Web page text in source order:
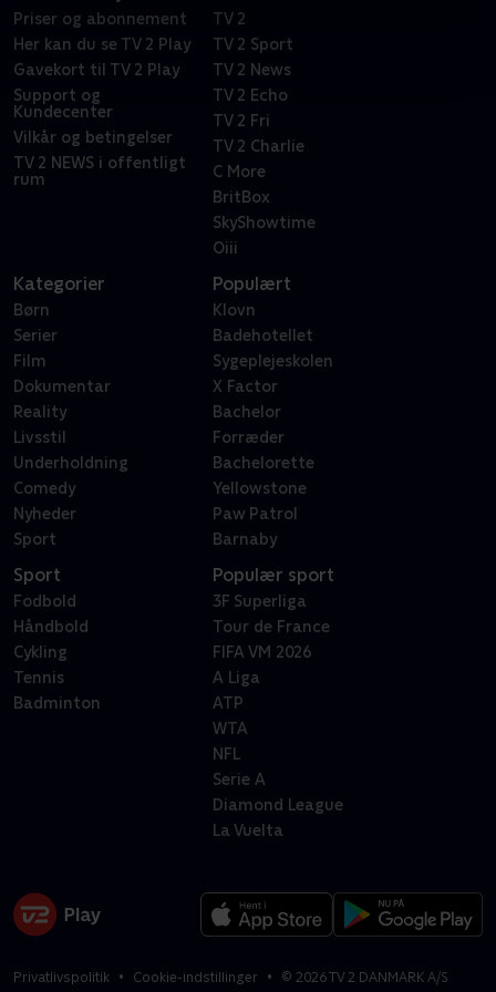
Priser og abonnement
Her kan du se TV 2 Play
Gavekort til TV 2 Play
Support og
Kundecenter
Vilkår og betingelser
TV 2 NEWS i offentligt
rum
TV 2
TV 2 Sport
TV 2 News
TV 2 Echo
TV 2 Fri
TV 2 Charlie
C More
BritBox
SkyShowtime
Oiii
Kategorier
Børn
Serier
Film
Dokumentar
Reality
Livsstil
Underholdning
Comedy
Nyheder
Sport
Populært
Klovn
Badehotellet
Sygeplejeskolen
X Factor
Bachelor
Forræder
Bachelorette
Yellowstone
Paw Patrol
Barnaby
Sport
Fodbold
Håndbold
Cykling
Tennis
Badminton
Populær sport
3F Superliga
Tour de France
FIFA VM 2026
A Liga
ATP
WTA
NFL
Serie A
Diamond League
La Vuelta
Privatlivspolitik Cookie-indstillinger © 2026TV 2 DANMARK A/S